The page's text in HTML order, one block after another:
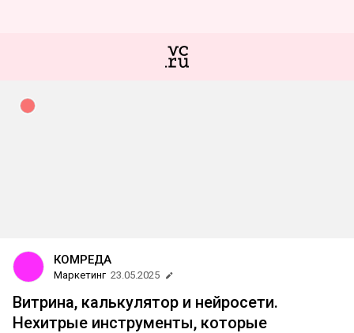
КОМРЕДА
Маркетинг 23.05.2025
Витрина, калькулятор и нейросети.
Нехитрые инструменты, которые